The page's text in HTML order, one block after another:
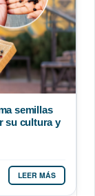
semillas
su cultura y
LEER MÁS